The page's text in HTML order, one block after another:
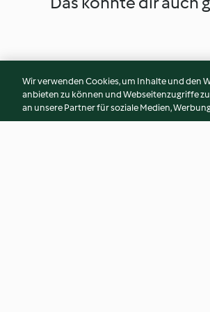
Wir verwenden Cookies, um Inhalte und den
anbieten zu können und Webseitenzugriffe
an unsere Partner für soziale Medien,